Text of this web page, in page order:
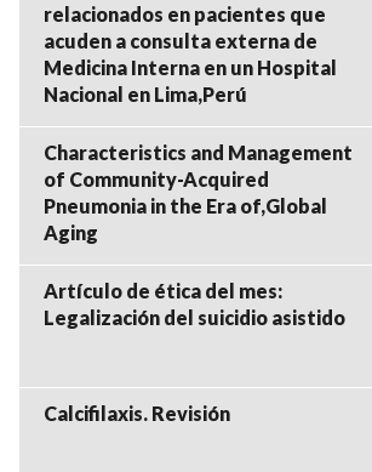
relacionados en pacientes que
acuden a consulta externa de
Medicina Interna en un Hospital
Nacional en Lima,Perú
Characteristics and Management
of Community-Acquired
Pneumonia in the Era of,Global
Aging
Artículo de ética del mes:
Legalización del suicidio asistido
Calcifilaxis. Revisión